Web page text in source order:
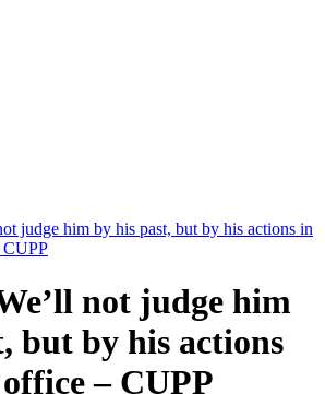
judge him by his past, but by his actions in
not judge him
but by his actions
– CUPP